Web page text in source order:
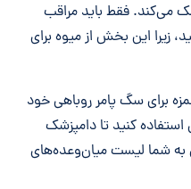
فقط باید مراقب
زیرا این بخش از میوه برای
برای سگ پامر روباهی خود
کنید تا دامپزشک
به شما لیست میان‌وعده‌های